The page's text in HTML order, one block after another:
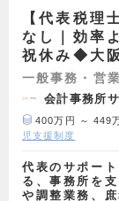
【代表税理
なし｜効率
祝休み◆大阪
一般事務・営
会計事務所
400万円 ～ 449
児支援制度
代表のサポー
る、事務所を
や調整業務、